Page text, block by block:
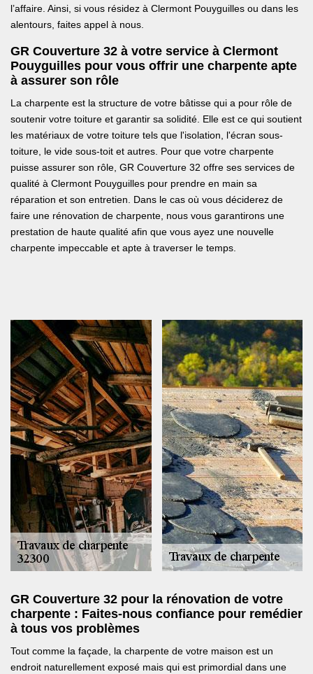
l’affaire. Ainsi, si vous résidez à Clermont Pouyguilles ou dans les
alentours, faites appel à nous.
GR Couverture 32 à votre service à Clermont
Pouyguilles pour vous offrir une charpente apte
à assurer son rôle
La charpente est la structure de votre bâtisse qui a pour rôle de
soutenir votre toiture et garantir sa solidité. Elle est ce qui soutient
les matériaux de votre toiture tels que l'isolation, l'écran sous-
toiture, le vide sous-toit et autres. Pour que votre charpente
puisse assurer son rôle, GR Couverture 32 offre ses services de
qualité à Clermont Pouyguilles pour prendre en main sa
réparation et son entretien. Dans le cas où vous déciderez de
faire une rénovation de charpente, nous vous garantirons une
prestation de haute qualité afin que vous ayez une nouvelle
charpente impeccable et apte à traverser le temps.
GR Couverture 32 pour la rénovation de votre
charpente : Faites-nous confiance pour remédier
à tous vos problèmes
Tout comme la façade, la charpente de votre maison est un
endroit naturellement exposé mais qui est primordial dans une